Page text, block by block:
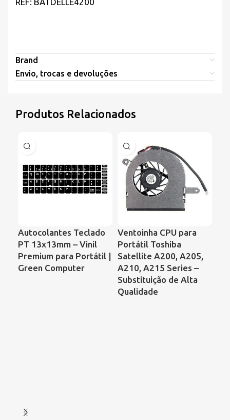
REF: BATDELLE4200
Brand
Envio, trocas e devoluções
Produtos Relacionados
Autocolantes Teclado
PT 13x13mm – Vinil
Premium para Portátil |
Green Computer
Ventoinha CPU para
Portátil Toshiba
Satellite A200, A205,
A210, A215 Series –
Substituição de Alta
Qualidade